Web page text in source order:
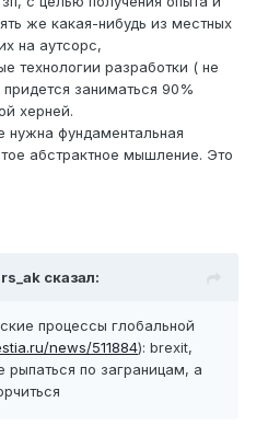
же какая-нибудь из местных
на аутсорс,
технологии разработки ( не
заниматься 90%
херней.
нужна фундаментальная
абстрактное мышление. Это
сказал:
процессы глобальной
news/511884): brexit,
рыпаться по заграницам, а